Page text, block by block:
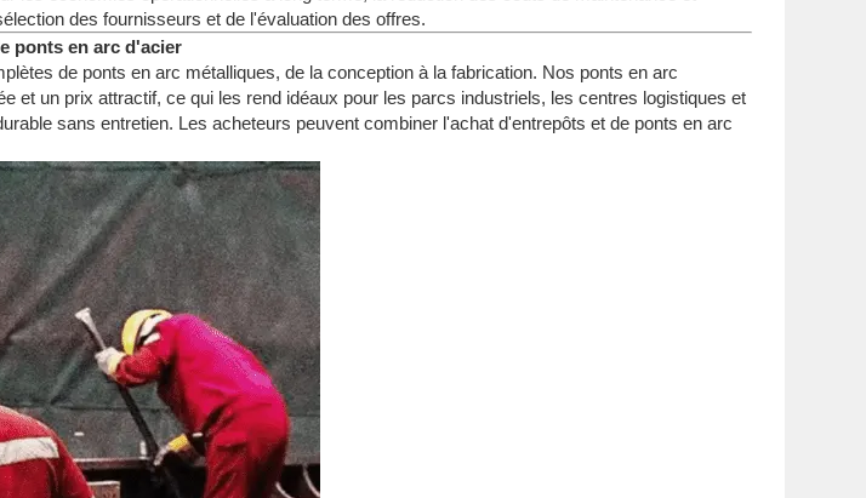
des fournisseurs et de l'évaluation des offres.
ponts en arc d'acier
de ponts en arc métalliques, de la conception à la fabrication. Nos ponts en arc
et un prix attractif, ce qui les rend idéaux pour les parcs industriels, les centres logistiques et
sans entretien. Les acheteurs peuvent combiner l'achat d'entrepôts et de ponts en arc